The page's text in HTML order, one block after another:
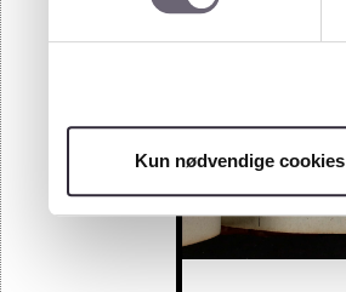
Kun nødvendige cookies